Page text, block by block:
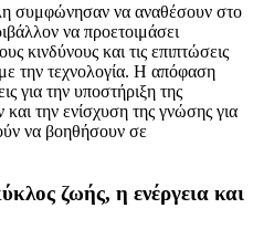
συμφώνησαν να αναθέσουν στο
να προετοιμάσει
κινδύνους και τις επιπτώσεις
την τεχνολογία. Η απόφαση
για την υποστήριξη της
την ενίσχυση της γνώσης για
να βοηθήσουν σε
ζωής, η ενέργεια και